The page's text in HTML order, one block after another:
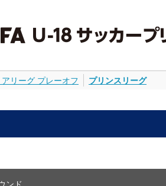
リーグ プレーオフ プリンスリーグ
ンド